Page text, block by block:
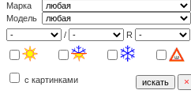
Марка
Модель
/
R
с картинками